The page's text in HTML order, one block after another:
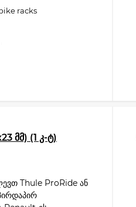
racks
მმ) (1 კ-ტ)
Thule ProRide ან